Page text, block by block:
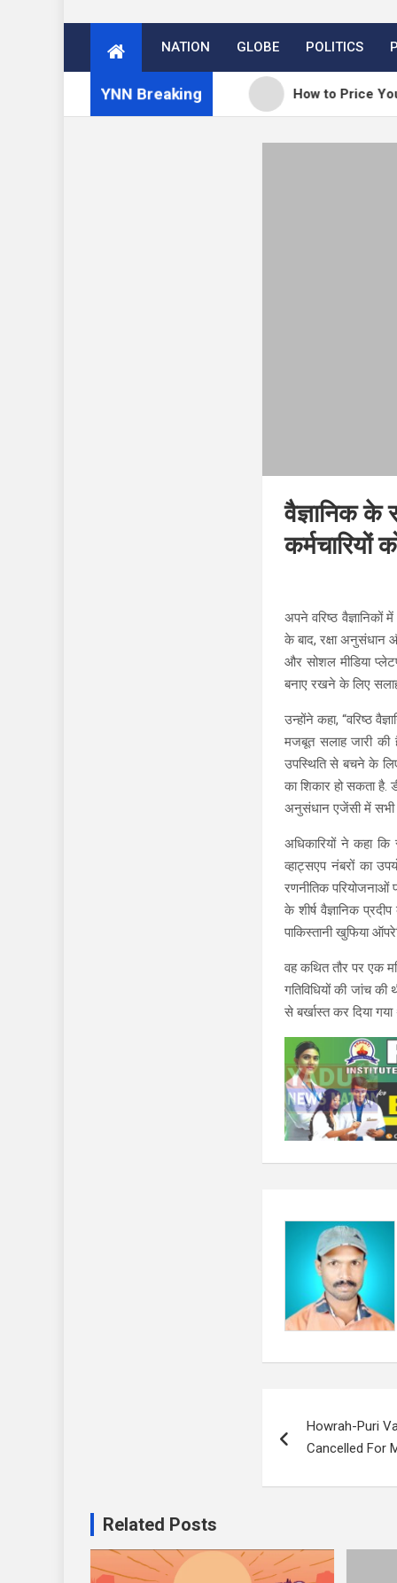
NATION GLOBE POLITICS
YNN Breaking
7.0.3 release How to Price Your
वैज्ञानिक के
कर्मचारियों
अपने वरिष्ठ
के बाद, रक्षा अनुसंधान
और सोशल मीडिया
बनाए रखने के लिए सलाह
उन्होंने कहा, “वरिष्ठ
मजबूत सलाह जारी की
उपस्थिति से बचने के
का शिकार हो सकता
अनुसंधान एजेंसी में सभी
अधिकारियों ने कहा कि
व्हाट्सएप नंबरों का
रणनीतिक परियोजनाओं
के शीर्ष वैज्ञानिक
पाकिस्तानी खुफिया
वह कथित तौर पर एक
गतिविधियों की जांच
से बर्खास्त कर दिया
navigation
Howrah-Puri
Cancelled For
Related Posts